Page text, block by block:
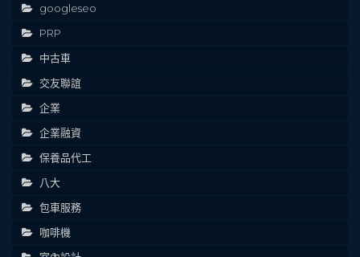
googleseo
PRP
中古車
交友聯誼
企業
企業融資
保養品代工
八大
包車服務
咖啡機